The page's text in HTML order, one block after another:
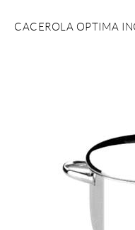
CACEROLA OPTIMA